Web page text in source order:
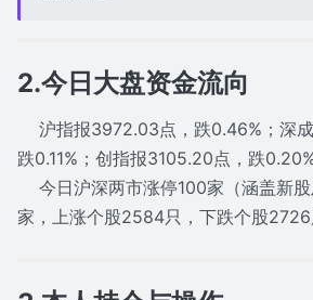
2.今日大盘资金流向
沪指报3972.03点，跌0.46%；深成
跌0.11%；创指报3105.20点，跌0.20%
今日沪深两市涨停100家（涵盖新股
家，上涨个股2584只，下跌个股2726